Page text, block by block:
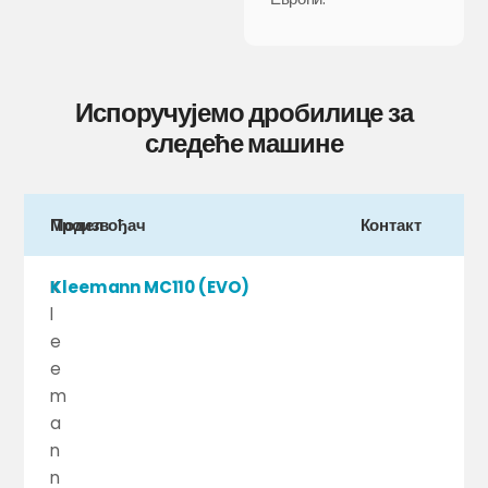
Испоручујемо дробилице за
следеће машине
Произвођач
Модел Контакт
K
l
e
e
m
a
n
n
Kleemann MC110 (EVO)